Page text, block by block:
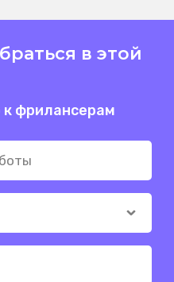
в этой
фрилансерам